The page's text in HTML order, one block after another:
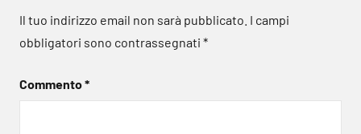
Il tuo indirizzo email non sarà pubblicato. I campi
obbligatori sono contrassegnati *
Commento*